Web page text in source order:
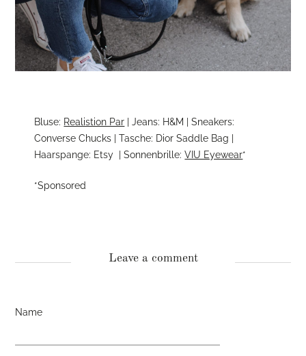
Bluse: Realistion Par | Jeans: H&M | Sneakers:
Converse Chucks | Tasche: Dior Saddle Bag |
Haarspange: Etsy | Sonnenbrille:VIU Eyewear*
*Sponsored
Leave a comment
Name